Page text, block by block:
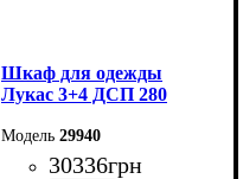
Шкаф для одежды
Лукас 3+4 ДСП 280
29940
30336грн